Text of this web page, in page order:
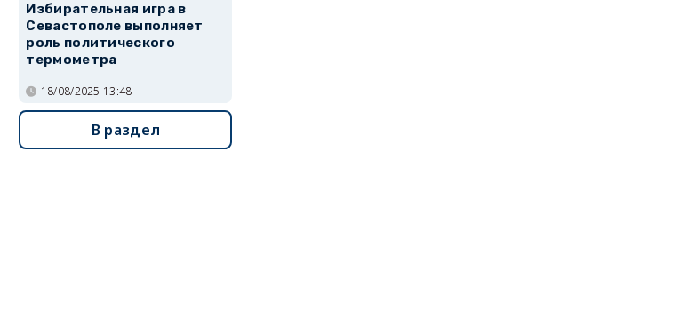
Избирательная игра в
Севастополе выполняет
роль политического
термометра
18/08/2025 13:48
В раздел